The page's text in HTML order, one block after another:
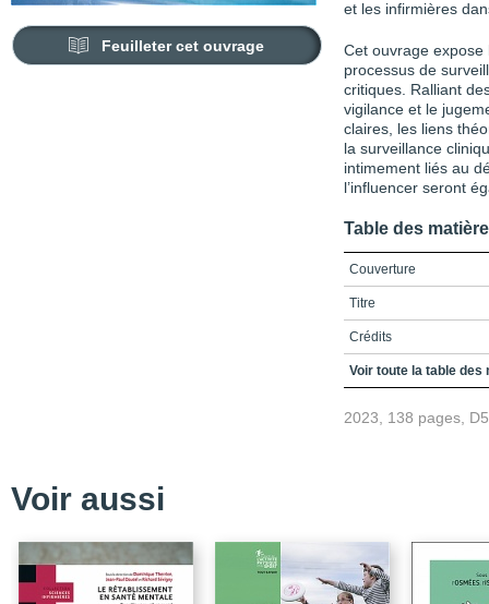
Feuilleter cet ouvrage
et les infirmières
Cet ouvrage expose
processus de
critiques. Ralliant
vigilance et le
claires, les liens
la surveillance
intimement liés au
l’influencer seront
Table des
Couverture
Titre
Crédits
Préface
Avant-propos
Chapitre 1 / La
Voir toute la table des
2023, 138 pages,
Voir aussi